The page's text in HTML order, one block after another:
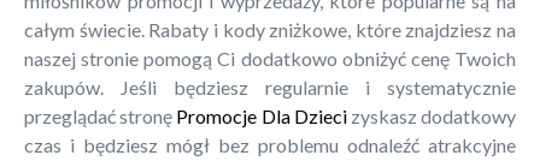
całym świecie. Rabaty i kody zniżkowe, które znajdziesz na
naszej stronie pomogą Ci dodatkowo obniżyć cenę Twoich
zakupów. Jeśli będziesz regularnie i systematycznie
przeglądać stronę Promocje Dla Dziecizyskasz dodatkowy
czas i będziesz mógł bez problemu odnaleźć atrakcyjne